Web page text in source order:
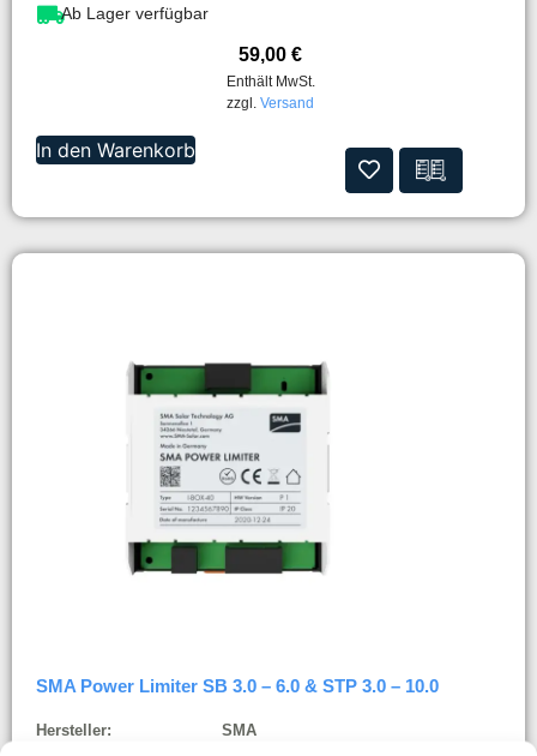
Ab Lager verfügbar
59,00 €
Enthält MwSt.
zzgl. Versand
In den Warenkorb
SMA Power Limiter SB 3.0 – 6.0 & STP 3.0 – 10.0
Hersteller:
SMA